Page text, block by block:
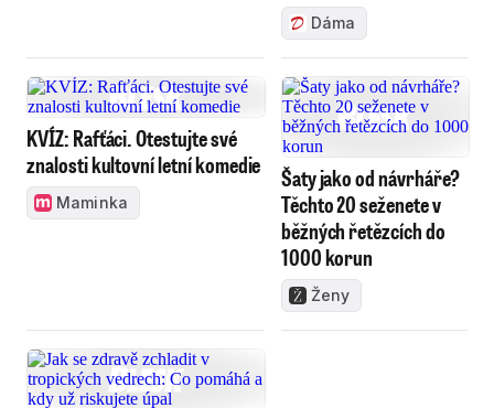
Dáma
KVÍZ: Rafťáci. Otestujte své
znalosti kultovní letní komedie
Maminka
Šaty jako od návrháře?
Těchto 20 seženete v
běžných řetězcích do
1000 korun
Ženy